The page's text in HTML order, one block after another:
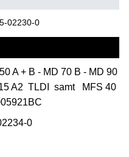
02230-0
A + B - MD 70 B - MD 90
A2 TLDI samt MFS 40
0